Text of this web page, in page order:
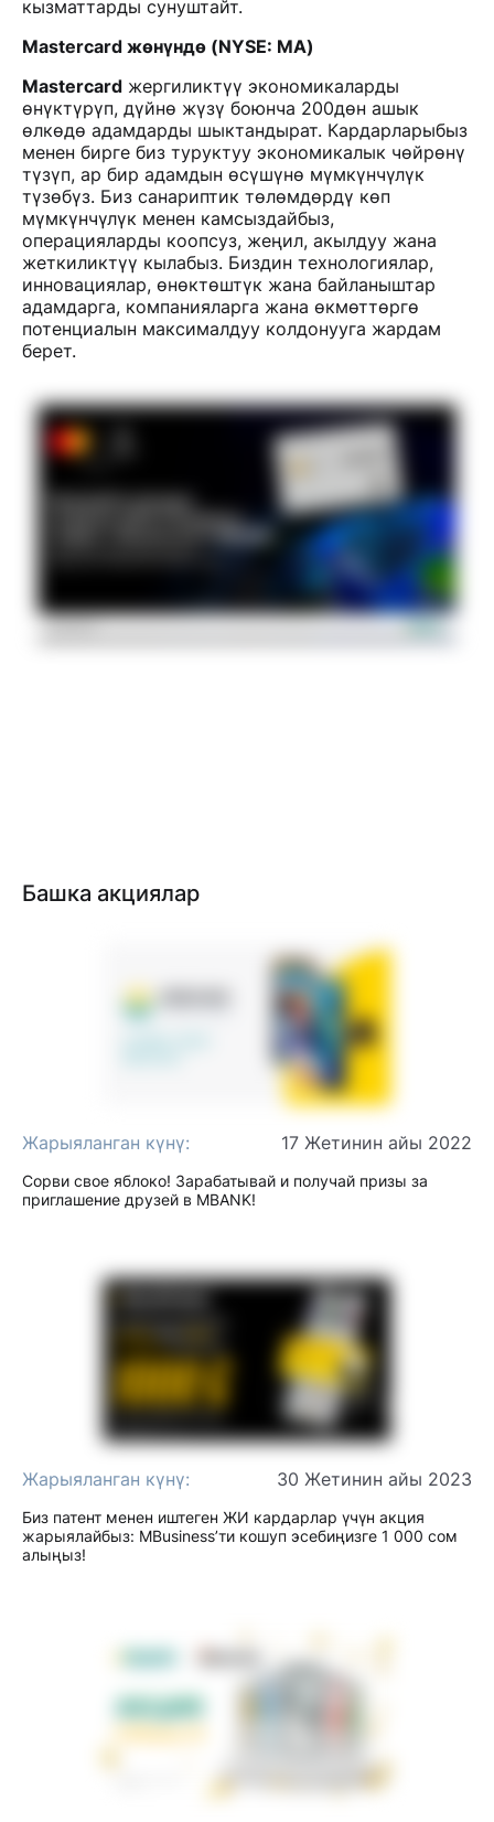
кызматтарды сунуштайт.
Mastercard жөнүндө (NYSE: MA)
Mastercard жергиликтүү экономикаларды
өнүктүрүп, дүйнө жүзү боюнча 200дөн ашык
өлкөдө адамдарды шыктандырат. Кардарларыбыз
менен бирге биз туруктуу экономикалык чөйрөнү
түзүп, ар бир адамдын өсүшүнө мүмкүнчүлүк
түзөбүз. Биз санариптик төлөмдөрдү көп
мүмкүнчүлүк менен камсыздайбыз,
операцияларды коопсуз, жеңил, акылдуу жана
жеткиликтүү кылабыз. Биздин технологиялар,
инновациялар, өнөктөштүк жана байланыштар
адамдарга, компанияларга жана өкмөттөргө
потенциалын максималдуу колдонууга жардам
берет.
Башка акциялар
Жарыяланган күнү: 17 Жетинин айы 2022
Сорви свое яблоко! Зарабатывай и получай призы за
приглашение друзей в MBANK!
Жарыяланган күнү: 30 Жетинин айы 2023
Биз патент менен иштеген ЖИ кардарлар үчүн акция
жарыялайбыз: MBusiness’ти кошуп эсебиңизге 1 000 сом
алыңыз!